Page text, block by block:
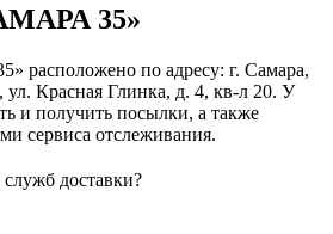
35»
расположено по адресу: г. Самара,
ул. Красная Глинка, д. 4, кв-л 20. У
и получить посылки, а также
сервиса отслеживания.
доставки?